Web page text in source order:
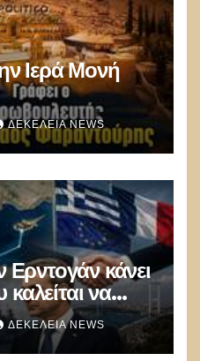
Ιερά Μονή
ΔΕΚΈΛΕΙΑ NEWS
Ερντογάν κάνει
να
ΔΕΚΈΛΕΙΑ NEWS